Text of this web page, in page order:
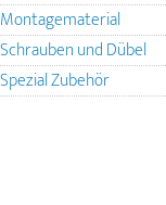
Montagematerial
Schrauben und Dübel
Spezial Zubehör